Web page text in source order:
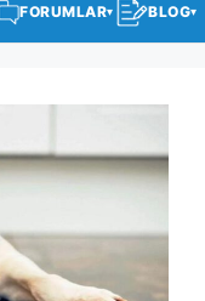
FORUMLAR▾ BLOG▾